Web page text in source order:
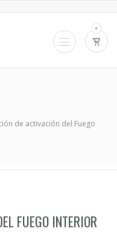
+
de activación del Fuego
FUEGO INTERIOR